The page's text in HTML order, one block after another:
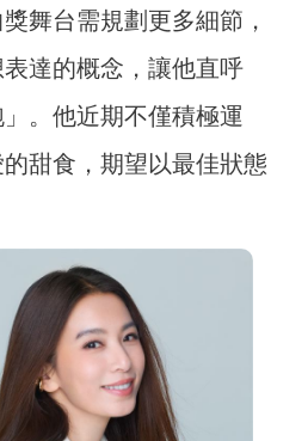
舞台需規劃更多細節，
達的概念，讓他直呼
」。他近期不僅積極運
甜食，期望以最佳狀態